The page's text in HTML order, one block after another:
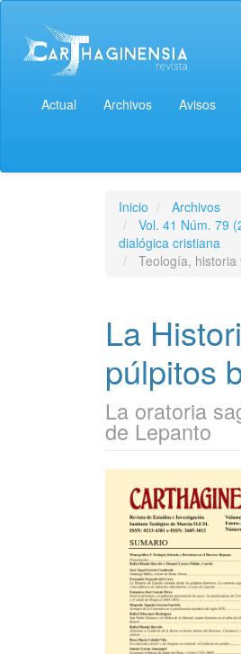
Actual Archivos Avisos
Inicio
Archivos
Vol. 41 Núm. 79
dialógica cristiana
Teología,
La
púlpitos
La oratoria
de Lepanto